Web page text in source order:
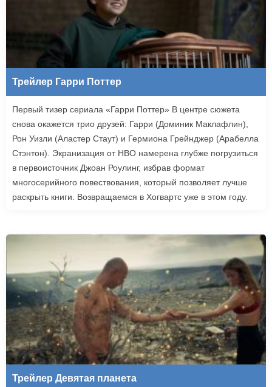
Трейлер Гарри Поттер
Первый тизер сериала «Гарри Поттер» В центре сюжета
снова окажется трио друзей: Гарри (Доминик Маклафлин),
Рон Уизли (Аластер Стаут) и Гермиона Грейнджер (Арабелла
Стэнтон). Экранизация от HBO намерена глубже погрузиться
в первоисточник Джоан Роулинг, избрав формат
многосерийного повествования, который позволяет лучше
раскрыть книги. Возвращаемся в Хогвартс уже в этом году.
Трейлер Девятая планета